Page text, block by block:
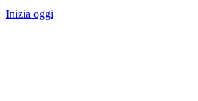
Inizia oggi